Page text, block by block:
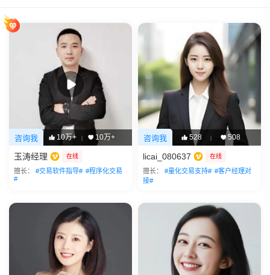
咨询我 10万+ | 10万+
玉涛经理 在线
擅长： #交易软件指导# #程序化交易
#
咨询我 528 | 508
licai_080637 在线
擅长： #量化交易支持# #客户经理对
接#